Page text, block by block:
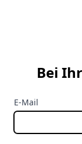
Bei
E-Mail